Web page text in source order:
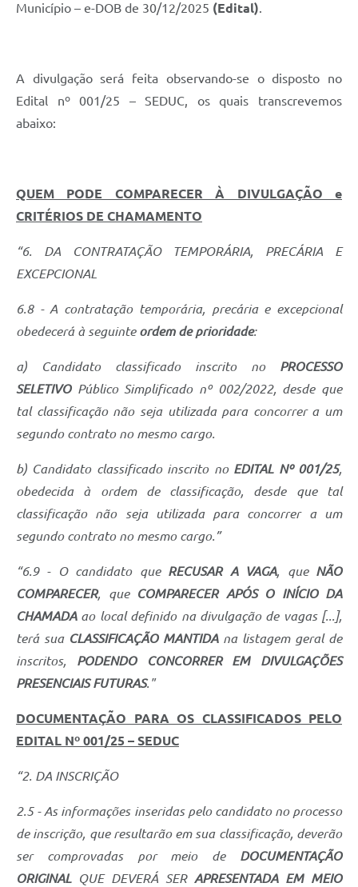
Legislação
Transparência
SIC
Município – e-DOB de 30/12/2025 (Edital).
A divulgação será feita observando-se o disposto no
Edital nº 001/25 – SEDUC, os quais transcrevemos
abaixo:
QUEM PODE COMPARECER À DIVULGAÇÃO e
CRITÉRIOS DE CHAMAMENTO
“6. DA CONTRATAÇÃO TEMPORÁRIA, PRECÁRIA E
EXCEPCIONAL
6.8 - A contratação temporária, precária e excepcional
obedecerá à seguinte ordem de prioridade:
a) Candidato classificado inscrito no PROCESSO
SELETIVOPúblico Simplificado nº 002/2022, desde que
tal classificação não seja utilizada para concorrer a um
segundo contrato no mesmo cargo.
b) Candidato classificado inscrito no EDITAL Nº 001/25,
obedecida à ordem de classificação, desde que tal
classificação não seja utilizada para concorrer a um
segundo contrato no mesmo cargo.”
“6.9 - O candidato que RECUSAR A VAGA, que NÃO
COMPARECER, que COMPARECER APÓS O INÍCIO DA
CHAMADAao local definido na divulgação de vagas [...],
terá sua CLASSIFICAÇÃO MANTIDAna listagem geral de
inscritos, PODENDO CONCORRER EM DIVULGAÇÕES
PRESENCIAIS FUTURAS."
DOCUMENTAÇÃO PARA OS CLASSIFICADOS PELO
EDITAL Nº 001/25 – SEDUC
“2. DA INSCRIÇÃO
2.5 - As informações inseridas pelo candidato no processo
de inscrição, que resultarão em sua classificação, deverão
ser comprovadas por meio de DOCUMENTAÇÃO
ORIGINALQUE DEVERÁ SER APRESENTADA EM MEIO